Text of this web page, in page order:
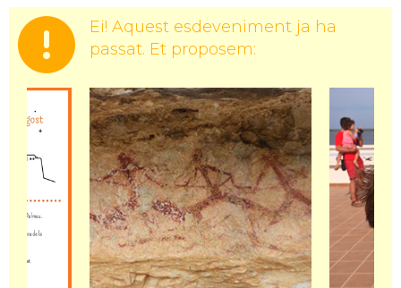
Ei! Aquest esdeveniment ja ha
passat. Et proposem: